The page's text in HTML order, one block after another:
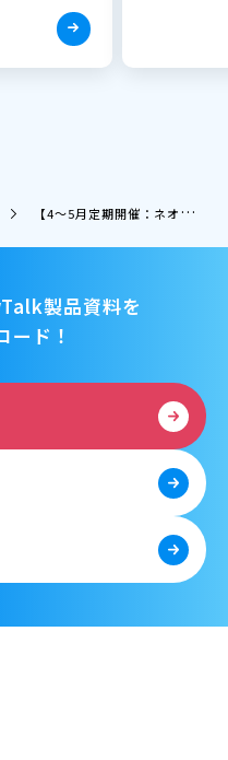
【4〜5月定期開催：ネオス共催ウェビナー】そのビジネスチャット、BOT入ってますか!? ChatGPTで話題沸騰〜AIチャットボットがビジネスチャットの利便性を加速！〜WowTalk × WowBotのススメ
製品資料を
ード！